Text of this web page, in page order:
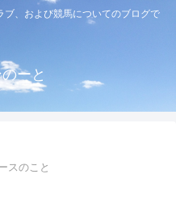
、および競馬についてのブログで
ーと
スのこと